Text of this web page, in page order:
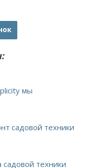
мы
садовой техники
техники